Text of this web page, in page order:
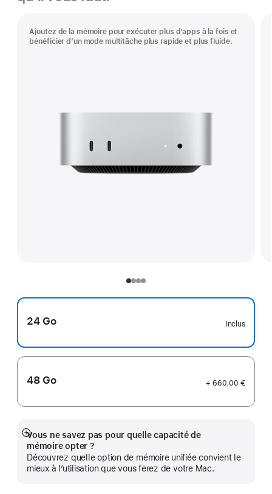
Ajoutez de la mémoire pour exécuter plus d’apps à la fois et
bénéficier d’un mode multitâche plus rapide et plus fluide.
24 Go Inclus
48 Go + 660,00 €
Vous ne savez pas pour quelle capacité de
mémoire opter ?
Découvrez quelle option de mémoire unifiée convient le
mieux à l’utilisation que vous ferez de votre Mac.
Afficher
plus